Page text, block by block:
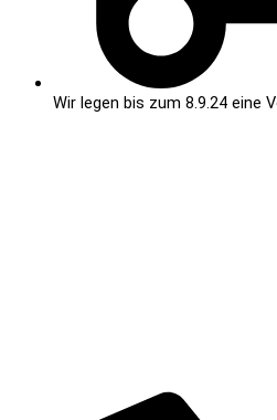
Wir legen bis zum 8.9.24 eine